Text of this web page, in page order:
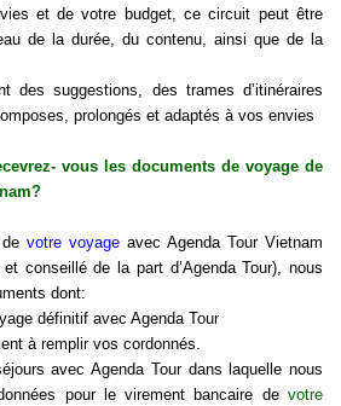
et de votre budget, ce circuit peut être
de la durée, du contenu, ainsi que de la
des suggestions, des trames d’itinéraires
prolongés et adaptés à vos envies
vous les documents de voyage de
votre voyage avec Agenda Tour Vietnam
conseillé de la part d’Agenda Tour), nous
dont:
définitif avec Agenda Tour
à remplir vos cordonnés.
avec Agenda Tour dans laquelle nous
pour le virement bancaire de votre